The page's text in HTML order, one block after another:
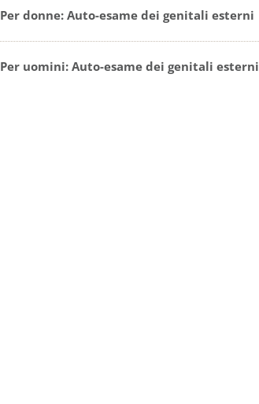
Per donne: Auto-esame dei genitali esterni
Per uomini: Auto-esame dei genitali esterni